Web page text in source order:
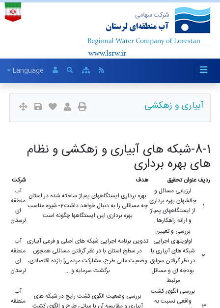
Language
آبیاری و زهکشی
8-1-شبکه های آبیاری و زهکشی و نظام
های بهره برداری
ردیفعنوان تحقیق هدف شرکت
1
ارزیابی مسائل و
چالشهای بهره برداری
از ایستگاههای پمپاژ
و ارائه راهکارها .
بهره برداری ایستگاههای پمپاژ ساخته شده در استان
چه مسائلی را به دنبال خواهد داشت2- شیوه مناسب
بهره برداری این ایستگاهها چگونه است
آب
منطقه
ای
لرستان
2
بررسی و تعیین
اولویتهای اجرایی
شبکه های آبیاری با
در نظر گرفتن سوابق
بودجه ای و مسائل
مرتبط.
تدوین برنامه اجرایی شبکه های اصلی و فرعی آبیاری
در سطح استان با در نظر گرفتن مسائلی همچون
وضعیت مالی طرح، مشارکت مردمی] بازده اقتصادی،
برگشت سرمایه و ...
آب
منطقه
ای
لرستان
3
بررسی الگوی کشت
واقعی نسبت به
بررسی وضعیت الگوی کشت رایج در شبکه های
آبیاری و مقایسه آن با مبانی طرح و الگوی کشت
آب
منطقه